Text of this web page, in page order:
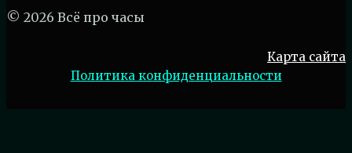
© 2026 Всё про часы
Карта сайта
Политика конфиденциальности